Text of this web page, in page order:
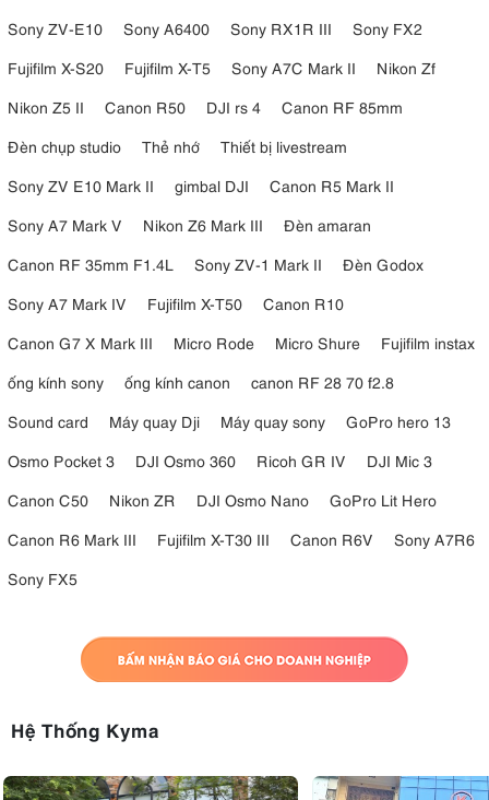
Sony ZV-E10
Sony A6400 Sony RX1R III
Sony FX2
Fujifilm X-S20
Fujifilm X-T5 Sony A7C Mark II
Nikon Zf
Nikon Z5 II
Canon R50 DJI rs 4
Canon RF 85mm
Đèn chụp studio
Thẻ nhớ
Thiết bị livestream
Sony ZV E10 Mark II
gimbal DJI
Canon R5 Mark II
Sony A7 Mark V
Nikon Z6 Mark III
Đèn amaran
Canon RF 35mm F1.4L
Sony ZV-1 Mark II
Đèn Godox
Sony A7 Mark IV
Fujifilm X-T50
Canon R10
Canon G7 X Mark III
Micro Rode Micro Shure
Fujifilm instax
ống kính sony
ống kính canon
canon RF 28 70 f2.8
Sound card
Máy quay Dji Máy quay sony
GoPro hero 13
Osmo Pocket 3
DJI Osmo 360 Ricoh GR IV
DJI Mic 3
Canon C50
Nikon ZR DJI Osmo Nano
GoPro Lit Hero
Canon R6 Mark III
Fujifilm X-T30 III Canon R6V
Sony A7R6
Sony FX5
Hệ Thống Kyma